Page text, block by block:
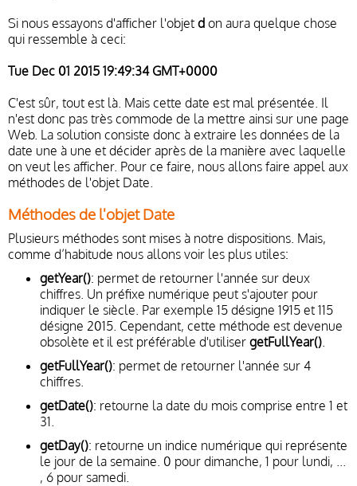
Si nous essayons d'afficher l'objet d on aura quelque chose
qui ressemble à ceci:
Tue Dec 01 2015 19:49:34 GMT+0000
C'est sûr, tout est là. Mais cette date est mal présentée. Il
n'est donc pas très commode de la mettre ainsi sur une page
Web. La solution consiste donc à extraire les données de la
date une à une et décider après de la manière avec laquelle
on veut les afficher. Pour ce faire, nous allons faire appel aux
méthodes de l'objet Date.
Méthodes de l'objet Date
Plusieurs méthodes sont mises à notre dispositions. Mais,
comme d’habitude nous allons voir les plus utiles:
getYear(): permet de retourner l'année sur deux
chiffres. Un préfixe numérique peut s'ajouter pour
indiquer le siècle. Par exemple 15 désigne 1915 et 115
désigne 2015. Cependant, cette méthode est devenue
obsolète et il est préférable d'utiliser getFullYear().
getFullYear(): permet de retourner l'année sur 4
chiffres.
getDate(): retourne la date du mois comprise entre 1 et
31.
getDay(): retourne un indice numérique qui représente
le jour de la semaine. 0 pour dimanche, 1 pour lundi, ...
, 6 pour samedi.